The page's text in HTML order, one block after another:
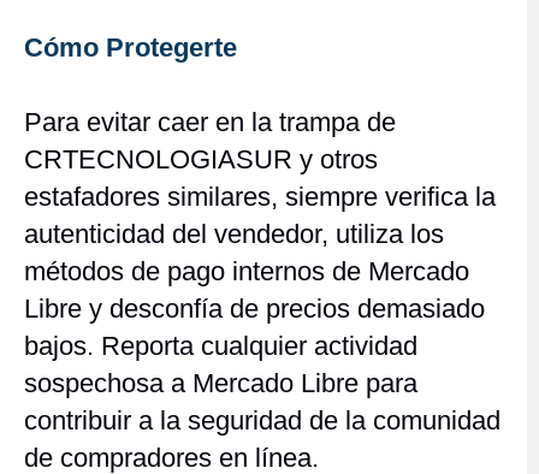
Cómo Protegerte
Para evitar caer en la trampa de
CRTECNOLOGIASUR y otros
estafadores similares, siempre verifica la
autenticidad del vendedor, utiliza los
métodos de pago internos de Mercado
Libre y desconfía de precios demasiado
bajos. Reporta cualquier actividad
sospechosa a Mercado Libre para
contribuir a la seguridad de la comunidad
de compradores en línea.